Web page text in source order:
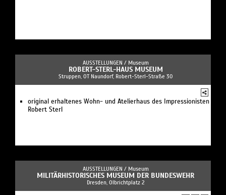
AUSSTELLUNGEN / Museum
ROBERT-STERL-HAUS MUSEUM
Struppen, OT Naundorf, Robert-Sterl-Straße 30
original erhaltenes Wohn- und Atelierhaus des Impressionisten
Robert Sterl
AUSSTELLUNGEN / Museum
MILITÄRHISTORISCHES MUSEUM DER BUNDESWEHR
Dresden, Olbrichtplatz 2